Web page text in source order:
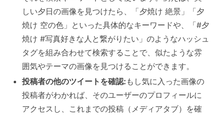
しい夕日の画像を見つけたら、「夕焼け 絶景」「夕
焼け 空の色」といった具体的なキーワードや、「#夕
焼け #写真好きな人と繋がりたい」のようなハッシュ
タグを組み合わせて検索することで、似たような雰
囲気やテーマの画像を見つけることができます。
投稿者の他のツイートを確認: もし気に入った画像の
投稿者がわかれば、そのユーザーのプロフィールに
アクセスし、これまでの投稿（メディアタブ）を確